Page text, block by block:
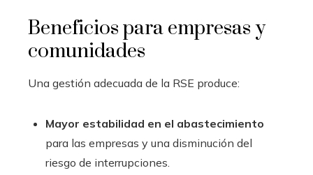
Beneficios para empresas y
comunidades
Una gestión adecuada de la RSE produce:
Mayor estabilidad en el abastecimiento
para las empresas y una disminución del
riesgo de interrupciones.